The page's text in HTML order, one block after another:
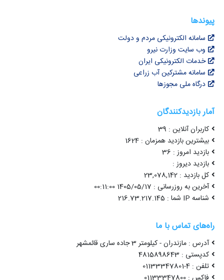
پیوندها
سامانه الکترونیکی مردم و دولت
وب سایت وزارت نیرو
خدمات الکترونیکی ایران
سامانه مشترکین آب زراعی
درگاه ملی مجوزها
آمار بازدیدکنندگان
کاربران آنلاین : 39
بیشترین بازدید همزمان : 1624
بازدید امروز : 36
بازدید دیروز :
کل بازدید : 23,078,142
آخرین به روزرسانی : 1405/05/17 00:11:00
شناسه IP شما : 216.73.217.145
راه‌های تماس با ما
آدرس : مازندران - کیلومتر 3 جاده ساری قائمشهر
کدپستی : 4815898643
تلفن : 4-01133347801